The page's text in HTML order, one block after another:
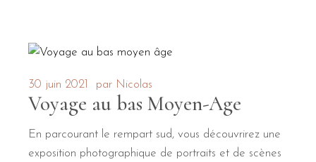
30 juin 2021 par Nicolas
Voyage au bas Moyen-Age
En parcourant le rempart sud, vous découvrirez une
exposition photographique de portraits et de scènes